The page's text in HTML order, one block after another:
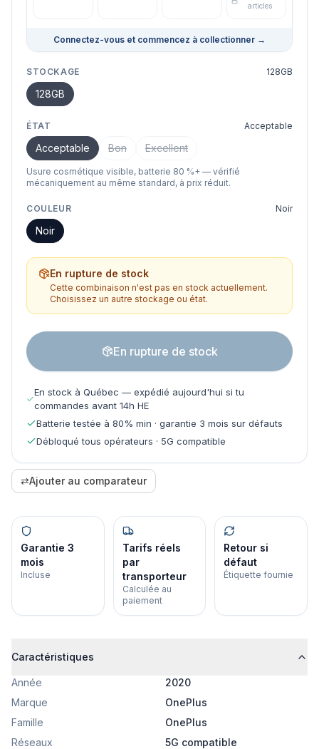
articles
Connectez-vous et commencez à collectionner →
STOCKAGE 128GB
128GB
ÉTAT Acceptable
Acceptable Bon Excellent
Usure cosmétique visible, batterie 80 %+ — vérifié
mécaniquement au même standard, à prix réduit.
COULEUR Noir
Noir
En rupture de stock
Cette combinaison n'est pas en stock actuellement.
Choisissez un autre stockage ou état.
En rupture de stock
En stock à Québec — expédié aujourd'hui si tu
commandes avant 14h HE
Batterie testée à 80% min · garantie 3 mois sur défauts
Débloqué tous opérateurs · 5G compatible
⇄Ajouter au comparateur
Garantie 3
mois
Incluse
Tarifs réels
par
transporteur
Calculée au
paiement
Retour si
défaut
Étiquette fournie
Caractéristiques
Année
2020
Marque
OnePlus
Famille
OnePlus
Réseaux
5G compatible